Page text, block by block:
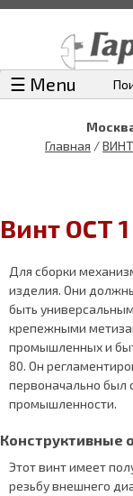
☰ Menu
Главная /
Винт ОСТ
Для сборки
изделия. Они
быть
крепежными
промышленных и
80. Он
первоначально был
промышленности.
Конструктивные
Этот винт имеет
резьбу внешнего